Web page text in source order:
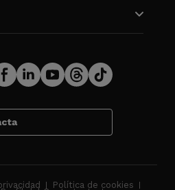
Política de cookies